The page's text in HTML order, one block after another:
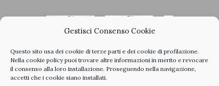
Gestisci Consenso Cookie
Questo sito usa dei cookie di terze parti e dei cookie di profilazione.
Nella cookie policypuoi trovare altre informazioni in merito e revocare
il consenso alla loro installazione. Proseguendo nella navigazione,
accetti che i cookie siano installati.
< >